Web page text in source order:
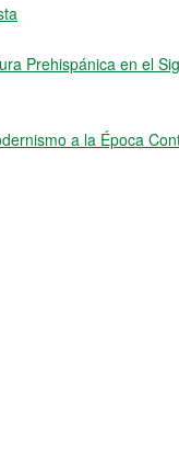
Prehispánica en el
a la Época